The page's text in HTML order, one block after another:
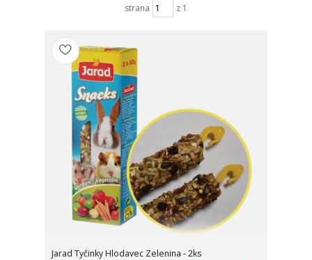
strana
z 1
Jarad Tyčinky Hlodavec Zelenina - 2ks